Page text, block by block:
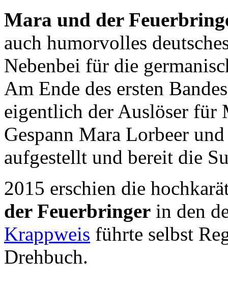
Mara und der
auch humorvolles
Nebenbei für die
Am Ende des ersten
eigentlich der Auslöser für
Gespann Mara Lorbeer
aufgestellt und bereit die
2015 erschien die
der Feuerbringer in den
Krappweis führte selbst
Drehbuch.